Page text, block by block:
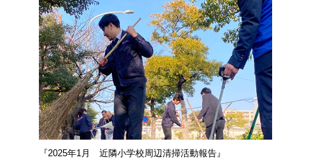
『2025年1月 近隣小学校周辺清掃活動報告』